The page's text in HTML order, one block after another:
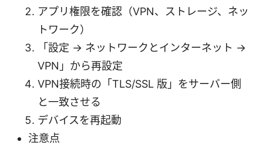
アプリ権限を確認（VPN、ストレージ、ネッ
トワーク）
「設定 → ネットワークとインターネット →
VPN」から再設定
VPN接続時の「TLS/SSL 版」をサーバー側
と一致させる
デバイスを再起動
注意点